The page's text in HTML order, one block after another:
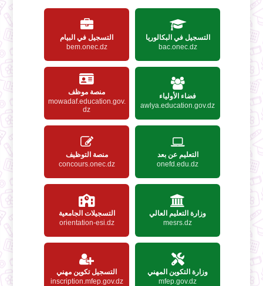
التسجيل في البكالوريا
bac.onec.dz
التسجيل في البيام
bem.onec.dz
فضاء الأولياء
awlya.education.gov.dz
منصة موظف
mowadaf.education.gov.
dz
التعليم عن بعد
onefd.edu.dz
منصة التوظيف
concours.onec.dz
وزارة التعليم العالي
mesrs.dz
التسجيلات الجامعية
orientation-esi.dz
وزارة التكوين المهني
mfep.gov.dz
التسجيل تكوين مهني
inscription.mfep.gov.dz